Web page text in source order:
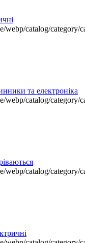
webp/catalog/category/
та електроніка
webp/catalog/category/
webp/catalog/category/